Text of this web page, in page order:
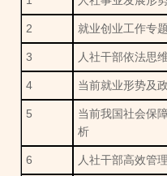
2 就业创业工作专
3 人社干部依法思
4 当前就业形势及
5
当前我国社会保
析
6 人社干部高效管